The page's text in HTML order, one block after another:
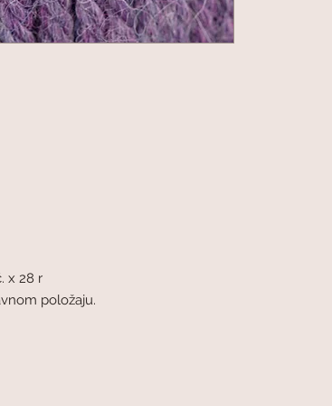
x 28 r
položaju.